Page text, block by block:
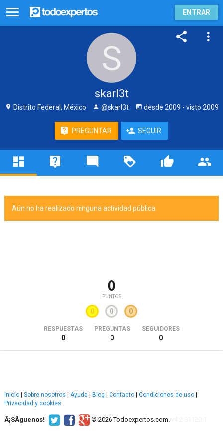
ENTRAR
skarl3t
Distrito Federal, México @skarl3t desde 2009 - visto 2009
PREGUNTAR SEGUIR
Aún no ha realizado ninguna actividad pública.
0
PUNTOS
0 0 0
RESPUESTAS
0
PREGUNTAS
0
SEGUIDORES
0
Inicio Sobre nosotros Ayuda Blog Contacto Condiciones de uso
Privacidad y cookies
Â¡SÃ­guenos! © 2026 Todoexpertos.com.